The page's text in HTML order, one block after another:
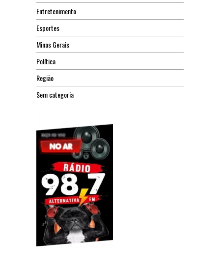
Entretenimento
Esportes
Minas Gerais
Política
Região
Sem categoria